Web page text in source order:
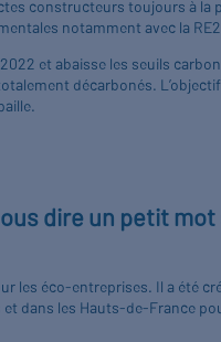
constructeurs toujours à la
notamment avec la
et abaisse les seuils
décarbonés.
dire un petit mot
les éco-entreprises. Il a été
dans les Hauts-de-France